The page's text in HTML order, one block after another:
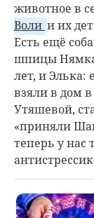
животное в
Воли и их
Есть ещё
шпицы
лет, и Элька:
взяли в дом
Утяшевой,
«приняли
теперь у